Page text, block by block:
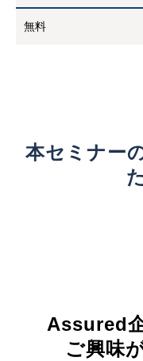
無料
本セミナー
Assured
ご興味